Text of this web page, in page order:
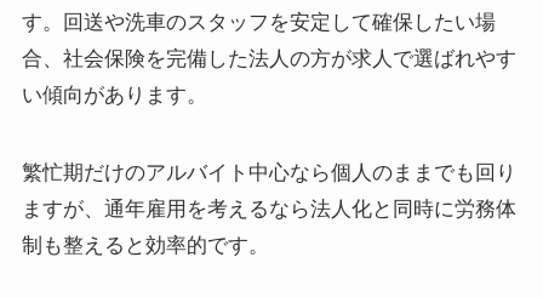
す。回送や洗車のスタッフを安定して確保したい場
合、社会保険を完備した法人の方が求人で選ばれやす
い傾向があります。
繁忙期だけのアルバイト中心なら個人のままでも回り
ますが、通年雇用を考えるなら法人化と同時に労務体
制も整えると効率的です。